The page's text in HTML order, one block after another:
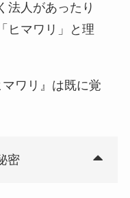
法人があったり
ヒマワリ」と理
ワリ』は既に覚
密